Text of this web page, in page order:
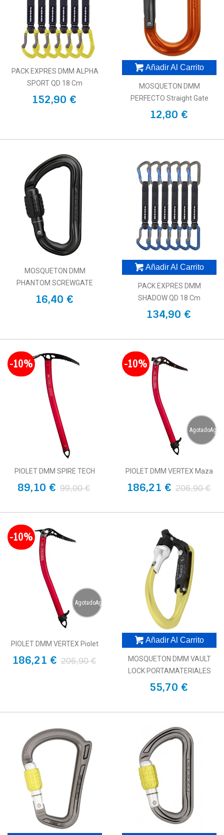
PACK EXPRES DMM ALPHA
SPORT QD 18 Cm
152,90 €
Añadir Al Carrito
MOSQUETON DMM
PERFECTO Straight Gate
12,80 €
MOSQUETON DMM
PHANTOM SCREWGATE
16,40 €
Añadir Al Carrito
PACK EXPRES DMM
SHADOW QD 18 Cm
134,90 €
-10%
PIOLET DMM SPIRE TECH
89,10 € 99,00 €
-10%
PIOLET DMM VERTEX Maza
186,21 € 206,90 €
AgotadoAgotado
-10%
PIOLET DMM VERTEX Piolet
186,21 € 206,90 €
Añadir Al Carrito
MOSQUETON DMM VAULT
LOCK PORTAMATERIALES
55,70 €